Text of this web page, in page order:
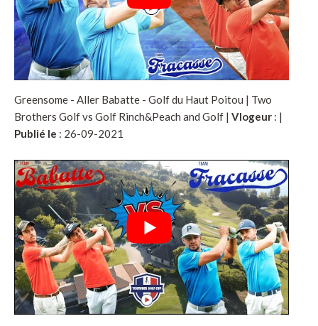
Greensome - Aller Babatte - Golf du Haut Poitou | Two
Brothers Golf vs Golf Rinch&Peach and Golf | Vlogeur : |
Publié le : 26-09-2021